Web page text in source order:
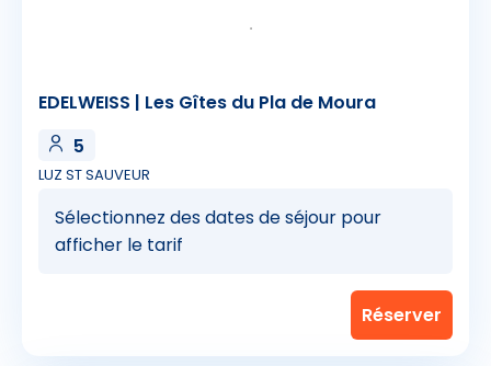
EDELWEISS | Les Gîtes du Pla de Moura
5
LUZ ST SAUVEUR
Sélectionnez des dates de séjour pour
afficher le tarif